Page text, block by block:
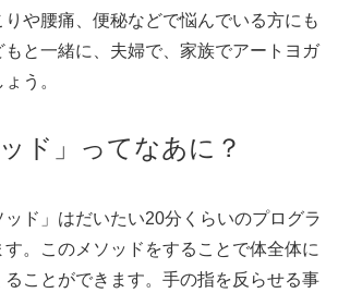
や腰痛、便秘などで悩んでいる方にも
もと一緒に、夫婦で、家族でアートヨガ
う。
ド」ってなあに？
ド」はだいたい20分くらいのプログラ
す。このメソッドをすることで体全体に
ることができます。手の指を反らせる事